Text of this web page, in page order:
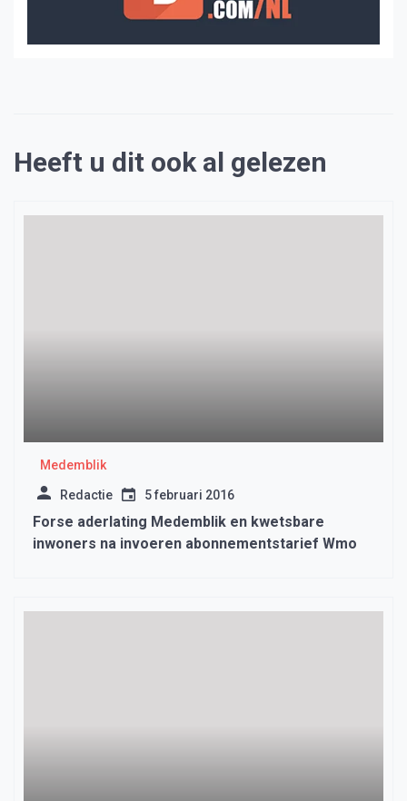
Heeft u dit ook al gelezen
Medemblik
Redactie 5 februari 2016
Forse aderlating Medemblik en kwetsbare
inwoners na invoeren abonnementstarief Wmo